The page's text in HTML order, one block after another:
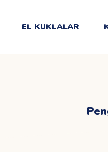
EL KUKLALAR